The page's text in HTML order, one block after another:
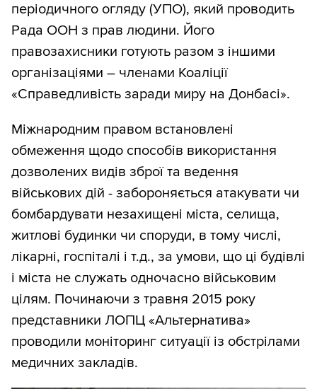
періодичного огляду (УПО), який проводить
Рада ООН з прав людини. Його
правозахисники готують разом з іншими
організаціями – членами Коаліції
«Справедливість заради миру на Донбасі».
Міжнародним правом встановлені
обмеження щодо способів використання
дозволених видів зброї та ведення
військових дій - забороняється атакувати чи
бомбардувати незахищені міста, селища,
житлові будинки чи споруди, в тому числі,
лікарні, госпіталі і т.д., за умови, що ці будівлі
і міста не служать одночасно військовим
цілям. Починаючи з травня 2015 року
представники ЛОПЦ «Альтернатива»
проводили моніторинг ситуації із обстрілами
медичних закладів.